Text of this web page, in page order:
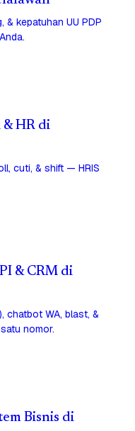
& kepatuhan UU PDP
& HR di
cuti, & shift — HRIS
& CRM di
chatbot WA, blast, &
nomor.
Bisnis di